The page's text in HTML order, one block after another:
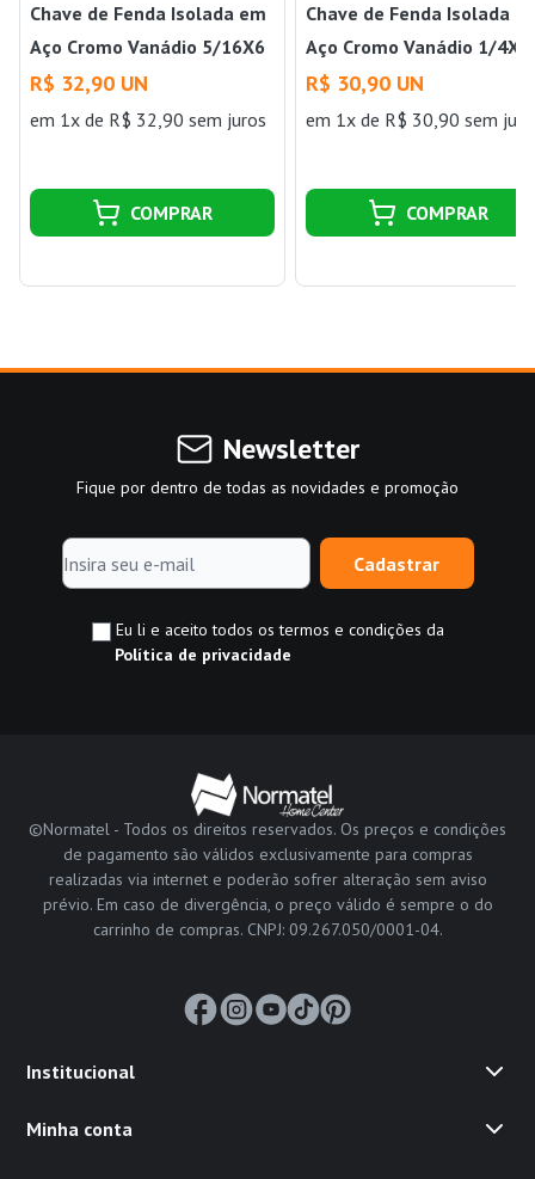
Chave de Fenda Isolada em
Aço Cromo Vanádio 5/16X6
Tramontina
R$ 32,90 UN
em 1x de R$ 32,90 sem juros
COMPRAR
Chave de Fenda Isolada
Aço Cromo Vanádio 1/
Tramontina
R$ 30,90 UN
em 1x de R$ 30,90 sem
COMPRAR
Newsletter
Fique por dentro de todas as novidades e promoção
Cadastrar
Eu li e aceito todos os termos e condições da
Política de privacidade
©Normatel - Todos os direitos reservados. Os preços e condições
de pagamento são válidos exclusivamente para compras
realizadas via internet e poderão sofrer alteração sem aviso
prévio. Em caso de divergência, o preço válido é sempre o do
carrinho de compras. CNPJ: 09.267.050/0001-04.
Institucional
Minha conta